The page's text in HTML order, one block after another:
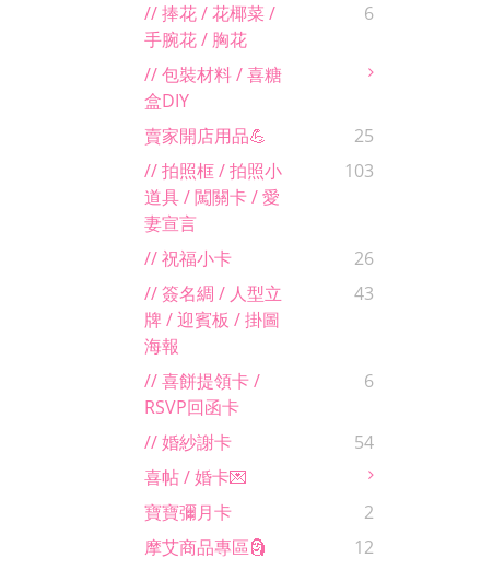
// 捧花 / 花椰菜 /
手腕花 / 胸花
6
// 包裝材料 / 喜糖
盒DIY
賣家開店用品💪
25
// 拍照框 / 拍照小
道具 / 闖關卡 / 愛
妻宣言
103
// 祝福小卡
26
// 簽名綢 / 人型立
牌 / 迎賓板 / 掛圖
海報
43
// 喜餅提領卡 /
RSVP回函卡
6
// 婚紗謝卡
54
喜帖 / 婚卡💌
寶寶彌月卡
2
摩艾商品專區🗿
12